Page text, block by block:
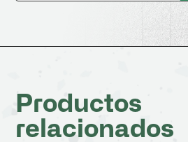
Productos
relacionados